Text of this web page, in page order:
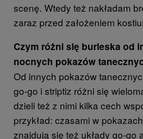
scenę. Wtedy też nakładam
zaraz przed założeniem
Czym różni się burleska od
nocnych pokazów
Od innych pokazów
go-go i striptiz różni się
dzieli też z nimi kilka cech
przykład: czasami w
znajdują się też układy go-go